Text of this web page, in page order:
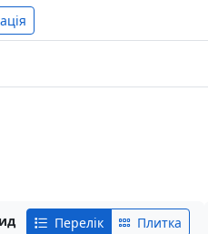
Перелік Плитка